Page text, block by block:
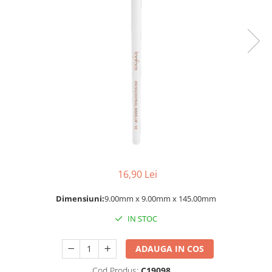
Deodorante si antiperspirante
16,90 Lei
Dimensiuni:9.00mm x 9.00mm x 145.00mm
IN STOC
ADAUGA IN COS